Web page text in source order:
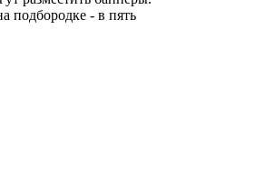
подбородке - в пять